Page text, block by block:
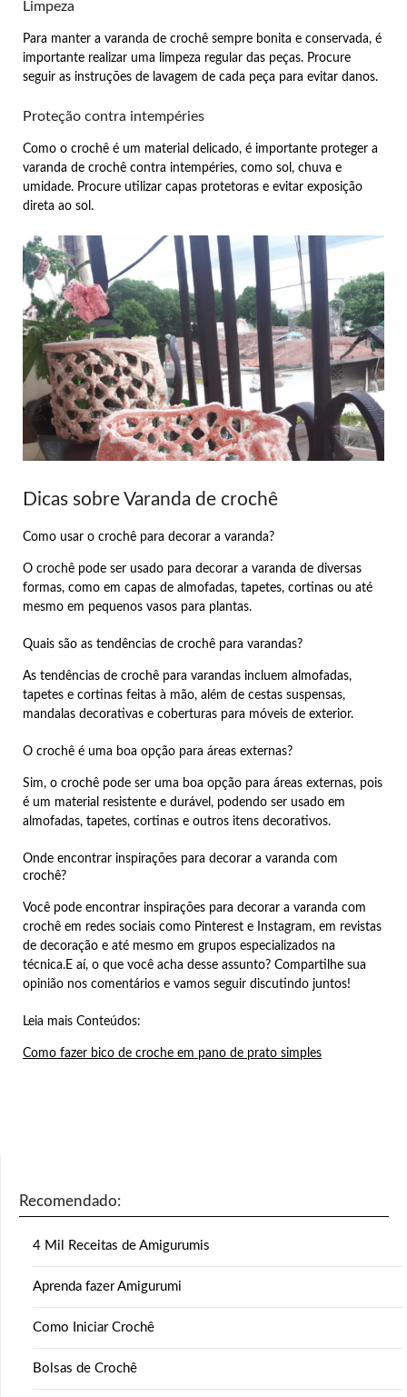
Limpeza
Para manter a varanda de crochê sempre bonita e conservada, é
importante realizar uma limpeza regular das peças. Procure
seguir as instruções de lavagem de cada peça para evitar danos.
Proteção contra intempéries
Como o crochê é um material delicado, é importante proteger a
varanda de crochê contra intempéries, como sol, chuva e
umidade. Procure utilizar capas protetoras e evitar exposição
direta ao sol.
Dicas sobre Varanda de crochê
Como usar o crochê para decorar a varanda?
O crochê pode ser usado para decorar a varanda de diversas
formas, como em capas de almofadas, tapetes, cortinas ou até
mesmo em pequenos vasos para plantas.
Quais são as tendências de crochê para varandas?
As tendências de crochê para varandas incluem almofadas,
tapetes e cortinas feitas à mão, além de cestas suspensas,
mandalas decorativas e coberturas para móveis de exterior.
O crochê é uma boa opção para áreas externas?
Sim, o crochê pode ser uma boa opção para áreas externas, pois
é um material resistente e durável, podendo ser usado em
almofadas, tapetes, cortinas e outros itens decorativos.
Onde encontrar inspirações para decorar a varanda com
crochê?
Você pode encontrar inspirações para decorar a varanda com
crochê em redes sociais como Pinterest e Instagram, em revistas
de decoração e até mesmo em grupos especializados na
técnica.E aí, o que você acha desse assunto? Compartilhe sua
opinião nos comentários e vamos seguir discutindo juntos!
Leia mais Conteúdos:
Como fazer bico de croche em pano de prato simples
Recomendado:
4 Mil Receitas de Amigurumis
Aprenda fazer Amigurumi
Como Iniciar Crochê
Bolsas de Crochê